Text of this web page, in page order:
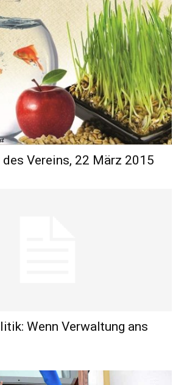
Vereins, 22 März 2015
Wenn Verwaltung ans